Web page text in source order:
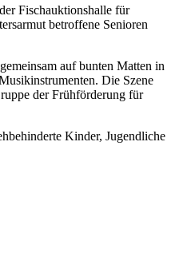
Fischauktionshalle für
betroffene Senioren
Kinder, Jugendliche